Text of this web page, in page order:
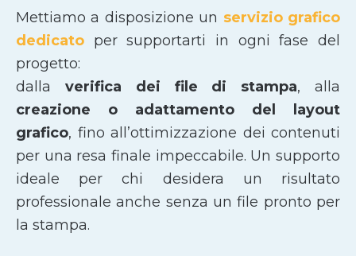
Mettiamo a disposizione un servizio grafico
dedicato per supportarti in ogni fase del
progetto:
dalla verifica dei file di stampa, alla
creazione o adattamento del layout
grafico, fino all’ottimizzazione dei contenuti
per una resa finale impeccabile. Un supporto
ideale per chi desidera un risultato
professionale anche senza un file pronto per
la stampa.